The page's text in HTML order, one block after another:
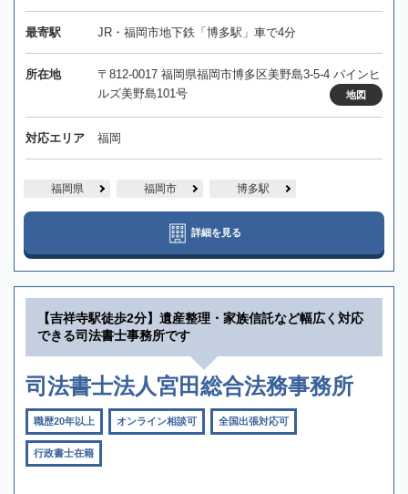
最寄駅 JR・福岡市地下鉄「博多駅」車で4分
所在地
〒812-0017 福岡県福岡市博多区美野島3-5-4 パインヒ
ルズ美野島101号
地図
対応エリア 福岡
福岡県 福岡市 博多駅
詳細を見る
【吉祥寺駅徒歩2分】遺産整理・家族信託など幅広く対応
できる司法書士事務所です
司法書士法人宮田総合法務事務所
職歴20年以上 オンライン相談可 全国出張対応可
行政書士在籍